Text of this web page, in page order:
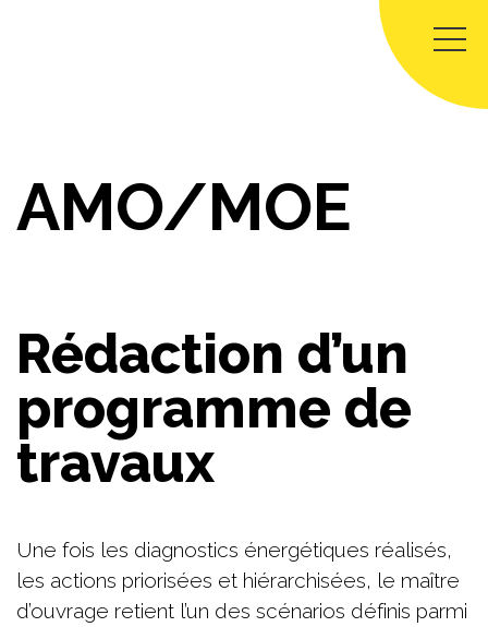
AMO/MOE
Rédaction d’un
programme de
travaux
Une fois les diagnostics énergétiques réalisés,
les actions priorisées et hiérarchisées, le maître
d’ouvrage retient l’un des scénarios définis parmi